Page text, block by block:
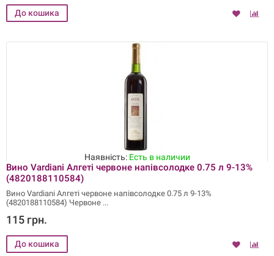
Наявність: Есть в наличии
Вино Vardiani Алгеті червоне напівсолодке 0.75 л 9-13%
(4820188110584)
Вино Vardiani Алгеті червоне напівсолодке 0.75 л 9-13%
(4820188110584) Червоне
115 грн.